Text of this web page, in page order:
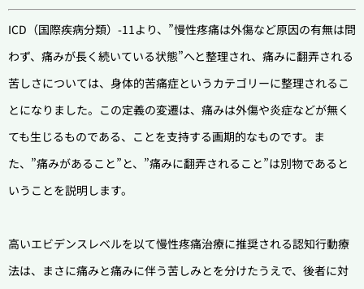
ICD（国際疾病分類）-11より、”慢性疼痛は外傷など原因の有無は問
わず、痛みが長く続いている状態”へと整理され、痛みに翻弄される
苦しさについては、身体的苦痛症というカテゴリーに整理されるこ
とになりました。この定義の変遷は、痛みは外傷や炎症などが無く
ても生じるものである、ことを支持する画期的なものです。ま
た、”痛みがあること”と、”痛みに翻弄されること”は別物であると
いうことを説明します。
高いエビデンスレベルを以て慢性疼痛治療に推奨される認知行動療
法は、まさに痛みと痛みに伴う苦しみとを分けたうえで、後者に対